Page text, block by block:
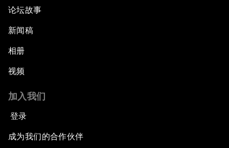
论坛故事
新闻稿
相册
视频
加入我们
登录
成为我们的合作伙伴